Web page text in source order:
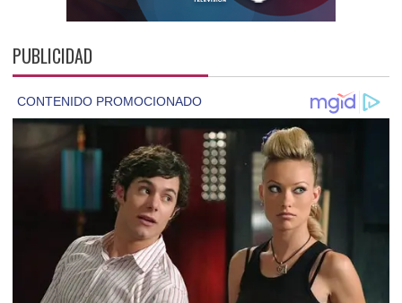
PUBLICIDAD